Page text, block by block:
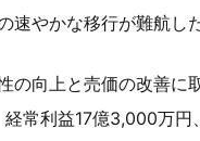
やかな移行が難航し
の向上と売価の改善に
常利益17億3,000万